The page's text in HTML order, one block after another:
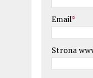
Email*
Strona